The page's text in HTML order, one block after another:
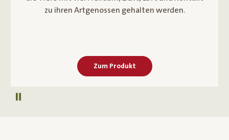
Autoplay pausieren
Futter sind den Strohschweinen ihr Leben lang
Zum Produkt